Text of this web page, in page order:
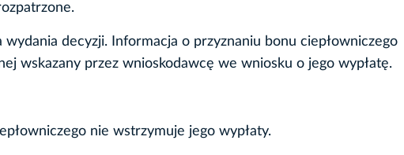
decyzji. Informacja o przyznaniu bonu ciepłowniczego
wskazany przez wnioskodawcę we wniosku o jego wypłatę.
nie wstrzymuje jego wypłaty.